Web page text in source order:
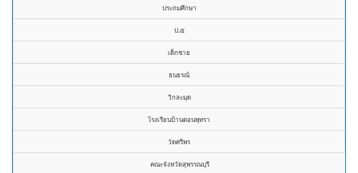
ประถมศึกษา
ป.๕
เด็กชาย
ธนธรณ์
วิกละมุด
โรงเรียนบ้านดอนพุทรา
วัดศรีพร
คณะจังหวัดสุพรรณบุรี